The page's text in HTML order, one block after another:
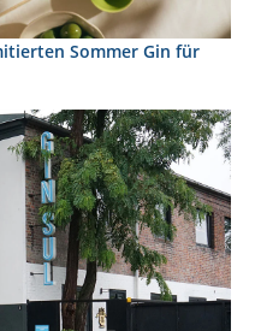
Sommer Gin für